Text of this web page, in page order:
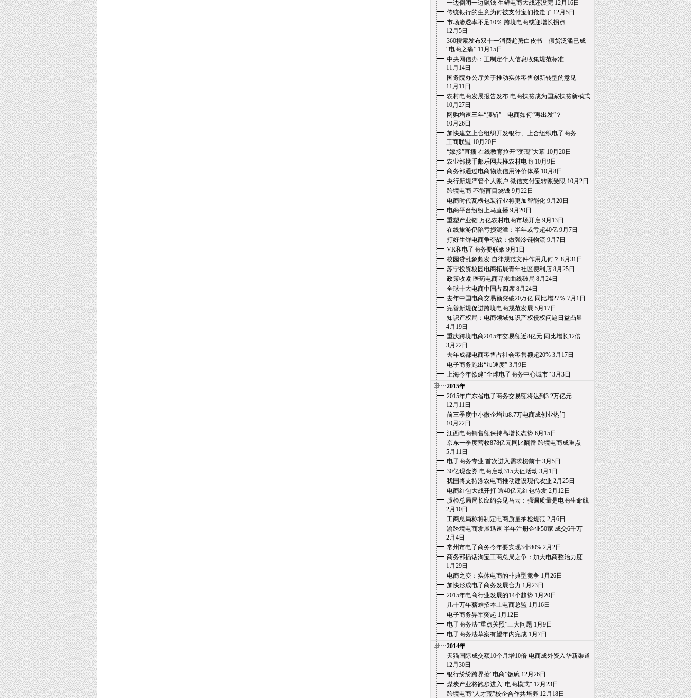
一边倒闭一边融钱 生鲜电商大战还没完 12月16日
传统银行的生意为何被支付宝们抢走了 12月5日
市场渗透率不足10％ 跨境电商或迎增长拐点
12月5日
360搜索发布双十一消费趋势白皮书 假货泛滥已成
“电商之痛” 11月15日
中央网信办：正制定个人信息收集规范标准
11月14日
国务院办公厅关于推动实体零售创新转型的意见
11月11日
农村电商发展报告发布 电商扶贫成为国家扶贫新模式
10月27日
网购增速三年“腰斩” 电商如何“再出发”？
10月26日
加快建立上合组织开发银行、上合组织电子商务
工商联盟 10月20日
“嫁接”直播 在线教育拉开“变现”大幕 10月20日
农业部携手邮乐网共推农村电商 10月9日
商务部通过电商物流信用评价体系 10月8日
央行新规严管个人账户 微信支付宝转账受限 10月2日
跨境电商 不能盲目烧钱 9月22日
电商时代瓦楞包装行业将更加智能化 9月20日
电商平台纷纷上马直播 9月20日
重塑产业链 万亿农村电商市场开启 9月13日
在线旅游仍陷亏损泥潭：半年或亏超40亿 9月7日
打好生鲜电商争夺战：做强冷链物流 9月7日
VR和电子商务要联姻 9月1日
校园贷乱象频发 自律规范文件作用几何？ 8月31日
苏宁投资校园电商拓展青年社区便利店 8月25日
政策收紧 医药电商寻求曲线破局 8月24日
全球十大电商中国占四席 8月24日
去年中国电商交易额突破20万亿 同比增27％ 7月1日
完善新规促进跨境电商规范发展 5月17日
知识产权局：电商领域知识产权侵权问题日益凸显
4月19日
重庆跨境电商2015年交易额近8亿元 同比增长12倍
3月22日
去年成都电商零售占社会零售额超20% 3月17日
电子商务跑出“加速度” 3月9日
上海今年欲建“全球电子商务中心城市” 3月3日
2015年
2015年广东省电子商务交易额将达到3.2万亿元
12月11日
前三季度中小微企增加8.7万电商成创业热门
10月22日
江西电商销售额保持高增长态势 6月15日
京东一季度营收878亿元同比翻番 跨境电商成重点
5月11日
电子商务专业 首次进入需求榜前十 3月5日
30亿现金券 电商启动315大促活动 3月1日
我国将支持涉农电商推动建设现代农业 2月25日
电商红包大战开打 逾40亿元红包待发 2月12日
质检总局局长应约会见马云：强调质量是电商生命线
2月10日
工商总局称将制定电商质量抽检规范 2月6日
渝跨境电商发展迅速 半年注册企业50家 成交6千万
2月4日
常州市电子商务今年要实现3个80% 2月2日
商务部插话淘宝工商总局之争：加大电商整治力度
1月29日
电商之变：实体电商的非典型竞争 1月26日
加快形成电子商务发展合力 1月23日
2015年电商行业发展的14个趋势 1月20日
几十万年薪难招本土电商总监 1月16日
电子商务异军突起 1月12日
电子商务法“重点关照”三大问题 1月9日
电子商务法草案有望年内完成 1月7日
2014年
天猫国际成交额10个月增10倍 电商成外资入华新渠道
12月30日
银行纷纷跨界抢“电商”饭碗 12月26日
煤炭产业将跑步进入"电商模式" 12月23日
跨境电商“人才荒”校企合作共培养 12月18日